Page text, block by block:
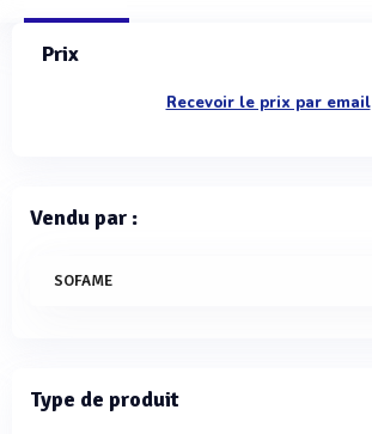
Prix
Recevoir le prix par email
Vendu par :
SOFAME
Type de produit